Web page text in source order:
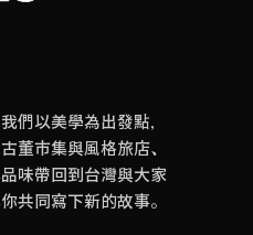
們以美學為出發點，
董市集與風格旅店、
味帶回到台灣與大家
共同寫下新的故事。